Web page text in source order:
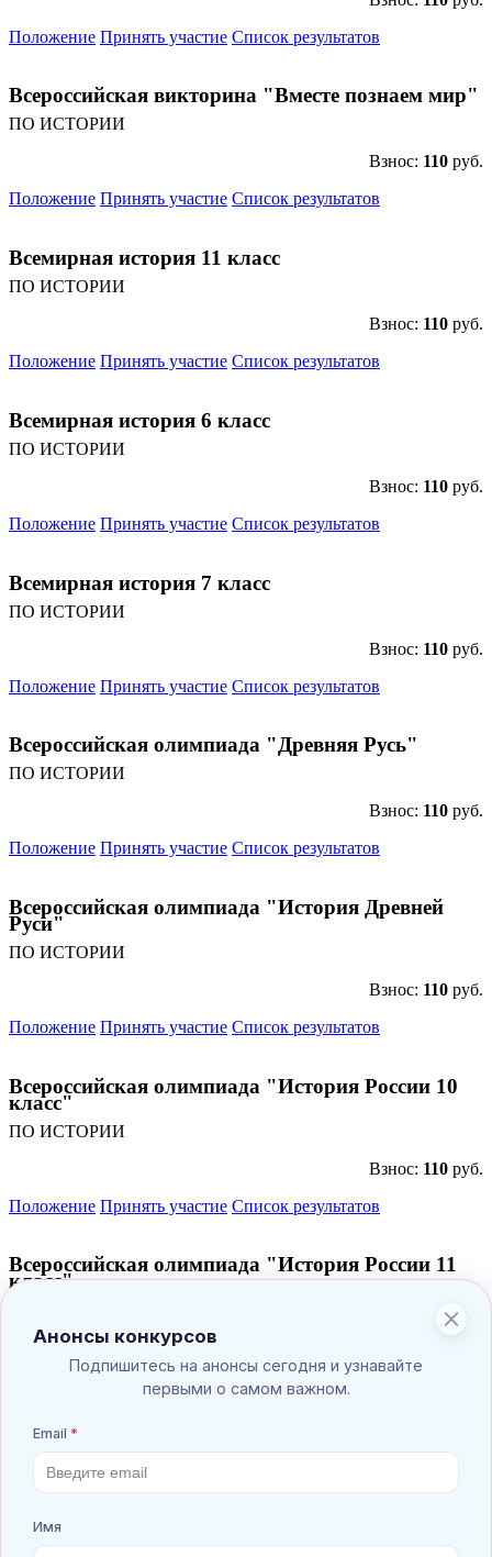
Положение Принять участие Список результатов
Всероссийская викторина "Вместе познаем мир"
ПО ИСТОРИИ
Взнос: 110 руб.
Положение Принять участие Список результатов
Всемирная история 11 класс
ПО ИСТОРИИ
Взнос: 110 руб.
Положение Принять участие Список результатов
Всемирная история 6 класс
ПО ИСТОРИИ
Взнос: 110 руб.
Положение Принять участие Список результатов
Всемирная история 7 класс
ПО ИСТОРИИ
Взнос: 110 руб.
Положение Принять участие Список результатов
Всероссийская олимпиада "Древняя Русь"
ПО ИСТОРИИ
Взнос: 110 руб.
Положение Принять участие Список результатов
Всероссийская олимпиада "История Древней
Руси"
ПО ИСТОРИИ
Взнос: 110 руб.
Положение Принять участие Список результатов
Всероссийская олимпиада "История России 10
класс"
ПО ИСТОРИИ
Взнос: 110 руб.
Положение Принять участие Список результатов
Всероссийская олимпиада "История России 11
класс"
Принять участие Список результатов
Всероссийская олимпиада "История России 6